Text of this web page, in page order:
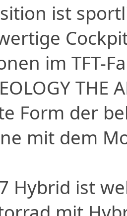
ist
im TFT-
THE
Form der
mit dem
Hybrid ist